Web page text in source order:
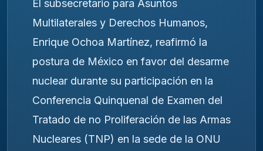
El subsecretario para Asuntos
Multilaterales y Derechos Humanos,
Enrique Ochoa Martínez, reafirmó la
postura de México en favor del desarme
nuclear durante su participación en la
Conferencia Quinquenal de Examen del
Tratado de no Proliferación de las Armas
Nucleares (TNP) en la sede de la ONU